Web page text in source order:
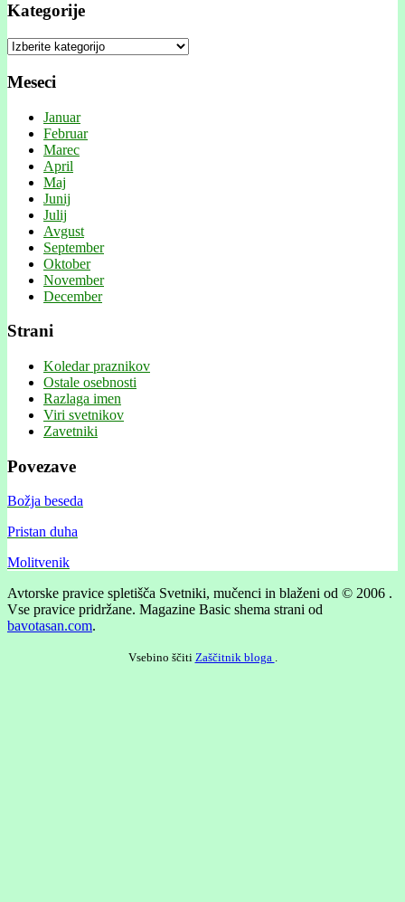
Kategorije
Kategorije
Meseci
Januar
Februar
Marec
April
Maj
Junij
Julij
Avgust
September
Oktober
November
December
Strani
Koledar praznikov
Ostale osebnosti
Razlaga imen
Viri svetnikov
Zavetniki
Povezave
Božja beseda
Pristan duha
Molitvenik
Avtorske pravice spletišča Svetniki, mučenci in blaženi od © 2006 .
Vse pravice pridržane. Magazine Basic shema strani od
bavotasan.com.
Vsebino ščiti Zaščitnik bloga .